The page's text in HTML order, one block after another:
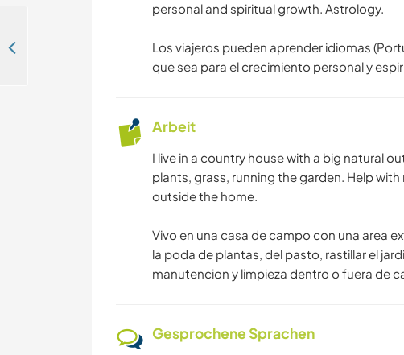
AKTIVITÄTEN
TANZEN
personal and spiritual growth. Astrology.
Los viajeros pueden aprender idiomas
que sea para el crecimiento personal y
Arbeit
I live in a country house with a big natural
plants, grass, running the garden. Help
outside the home.
Vivo en una casa de campo con una area
la poda de plantas, del pasto, rastillar el
manutencion y limpieza dentro o fuera de
Gesprochene Sprachen